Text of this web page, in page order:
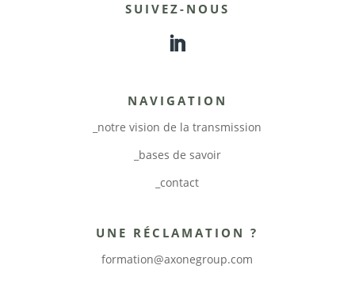
SUIVEZ-NOUS
NAVIGATION
_notre vision de la transmission
_bases de savoir
_contact
UNE RÉCLAMATION ?
formation@axonegroup.com